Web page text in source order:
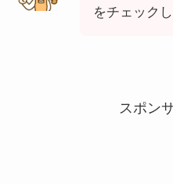
をチェック
スポン